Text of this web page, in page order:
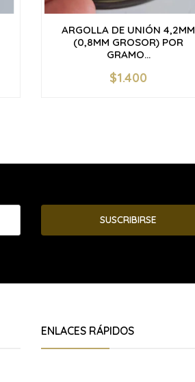
ARGOLLA DE UNIÓN 4,2MM
(0,8MM GROSOR) POR
GRAMO...
+
$1.400
SUSCRIBIRSE
ENLACES RÁPIDOS